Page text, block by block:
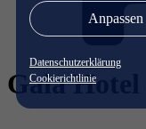
Anpassen
Datenschutzerklärung
Cookierichtlinie
Gaia Hotel